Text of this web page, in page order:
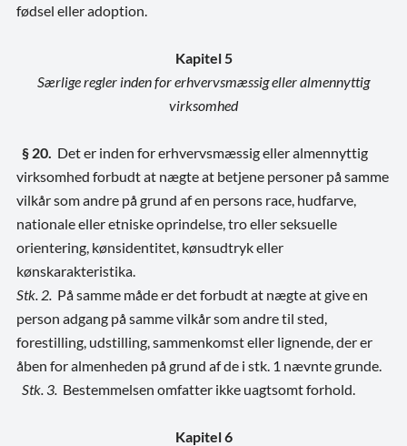
fødsel eller adoption.
Kapitel 5
Særlige regler inden for erhvervsmæssig eller almennyttig
virksomhed
§ 20. Det er inden for erhvervsmæssig eller almennyttig
virksomhed forbudt at nægte at betjene personer på samme
vilkår som andre på grund af en persons race, hudfarve,
nationale eller etniske oprindelse, tro eller seksuelle
orientering, kønsidentitet, kønsudtryk eller
kønskarakteristika.
Stk. 2. På samme måde er det forbudt at nægte at give en
person adgang på samme vilkår som andre til sted,
forestilling, udstilling, sammenkomst eller lignende, der er
åben for almenheden på grund af de i stk. 1 nævnte grunde.
Stk. 3. Bestemmelsen omfatter ikke uagtsomt forhold.
Kapitel 6